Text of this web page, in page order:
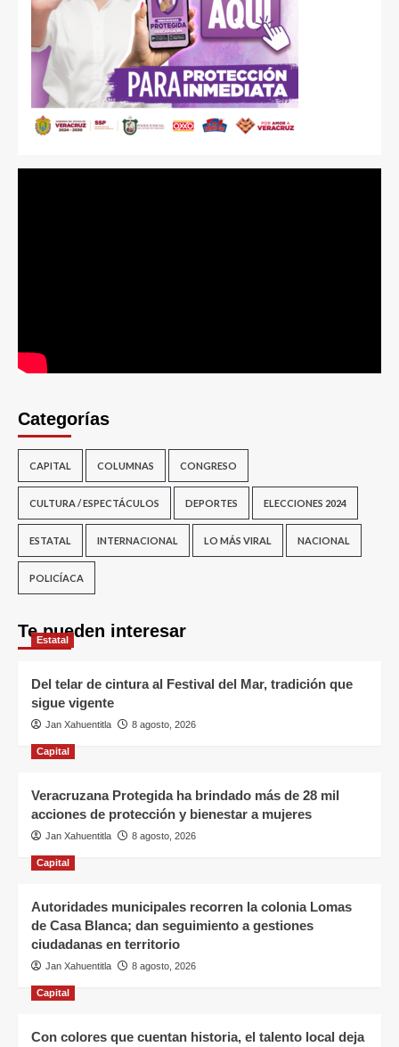
Categorías
CAPITAL COLUMNAS CONGRESO
CULTURA / ESPECTÁCULOS DEPORTES ELECCIONES 2024
ESTATAL INTERNACIONAL LO MÁS VIRAL NACIONAL
POLICÍACA
Te pueden interesar
Estatal
Del telar de cintura al Festival del Mar, tradición que
sigue vigente
Jan Xahuentitla 8 agosto, 2026
Capital
Veracruzana Protegida ha brindado más de 28 mil
acciones de protección y bienestar a mujeres
Jan Xahuentitla 8 agosto, 2026
Capital
Autoridades municipales recorren la colonia Lomas
de Casa Blanca; dan seguimiento a gestiones
ciudadanas en territorio
Jan Xahuentitla 8 agosto, 2026
Capital
Con colores que cuentan historia, el talento local deja